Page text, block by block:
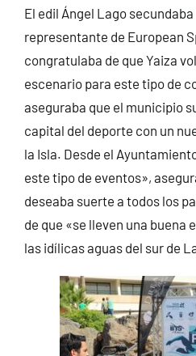
El edil Ángel Lago
representante de European
congratulaba de que Yaiza
escenario para este tipo de
aseguraba que el municipio
capital del deporte con un
la Isla. Desde el
este tipo de eventos»,
deseaba suerte a todos los
de que «se lleven una buena
las idílicas aguas del sur de